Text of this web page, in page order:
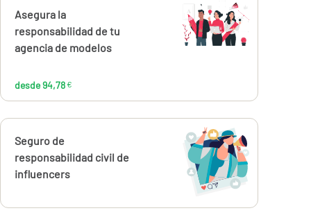
Calcúlalo ahora
Asegura la
responsabilidad de tu
agencia de modelos
desde 94,78 €
94,78 €
Calcúlalo ahora
Seguro de
responsabilidad civil de
influencers